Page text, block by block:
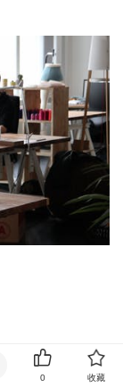
能够顺利进行！
动匹配检查，非
收藏
0